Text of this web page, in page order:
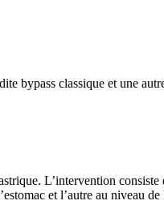
bypass classique et une
L’intervention
et l’autre au niveau